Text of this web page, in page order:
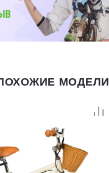
МОДЕЛИ